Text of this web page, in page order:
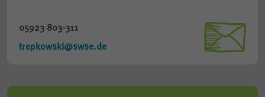
05923 803-311
trepkowski@swse.de